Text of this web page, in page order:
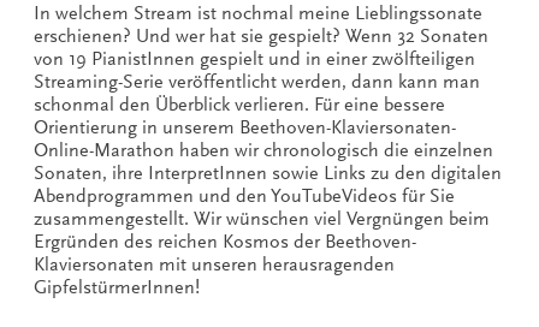
In welchem Stream ist nochmal meine Lieblingssonate
erschienen? Und wer hat sie gespielt? Wenn 32 Sonaten
von 19 PianistInnen gespielt und in einer zwölfteiligen
Streaming-Serie veröffentlicht werden, dann kann man
schonmal den Überblick verlieren. Für eine bessere
Orientierung in unserem Beethoven-Klaviersonaten-
Online-Marathon haben wir chronologisch die einzelnen
Sonaten, ihre InterpretInnen sowie Links zu den digitalen
Abendprogrammen und den YouTubeVideos für Sie
zusammengestellt. Wir wünschen viel Vergnüngen beim
Ergründen des reichen Kosmos der Beethoven-
Klaviersonaten mit unseren herausragenden
GipfelstürmerInnen!